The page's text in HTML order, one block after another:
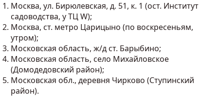
Москва, ул. Бирюлевская, д. 51, к. 1 (ост. Институт
садоводства, у ТЦ W);
Москва, ст. метро Царицыно (по воскресеньям,
утром);
Московская область, ж/д ст. Барыбино;
Московская область, село Михайловское
(Домодедовский район);
Московская обл., деревня Чирково (Ступинский
район).